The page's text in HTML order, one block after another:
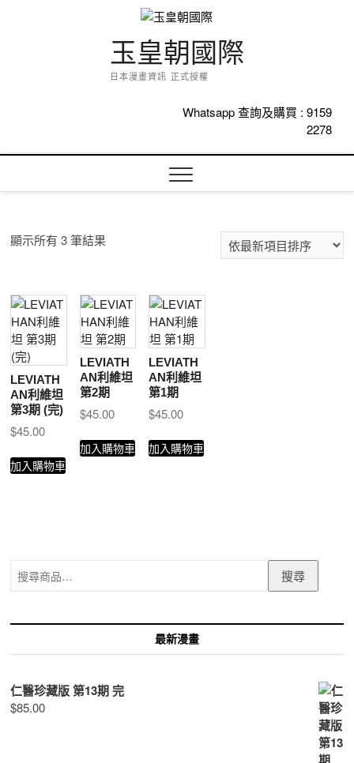
玉皇朝國際
日本漫畫資訊 正式授權
Whatsapp 查詢及購買 : 9159
2278
顯示所有 3 筆結果
項
目
排
序
LEVIATH
AN利維坦
第3期 (完)
$45.00
加入購物車
LEVIATH
AN利維坦
第2期
$45.00
加入購物車
LEVIATH
AN利維坦
第1期
$45.00
加入購物車
搜
尋
鍵
搜尋
最新漫畫
仁醫珍藏版 第13期 完
$85.00